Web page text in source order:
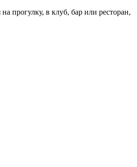
прогулку, в клуб, бар или ресторан,